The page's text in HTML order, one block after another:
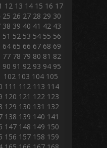
12 13 14 15 16 17
25 26 27 28 29 30
38 39 40 41 42 43
51 52 53 54 55 56
64 65 66 67 68 69
77 78 79 80 81 82
90 91 92 93 94 95
102 103 104 105
111 112 113 114
120 121 122 123
129 130 131 132
138 139 140 141
147 148 149 150
156 157 158 159